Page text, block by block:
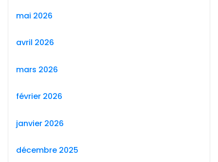
mai 2026
avril 2026
mars 2026
février 2026
janvier 2026
décembre 2025